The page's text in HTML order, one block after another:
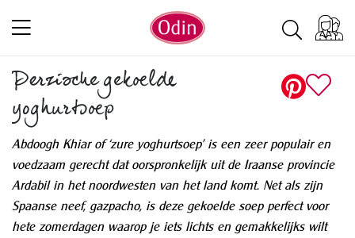
Perzische gekoelde
yoghurtsoep
Abdoogh Khiar of ‘zure yoghurtsoep’ is een zeer populair en
voedzaam gerecht dat oorspronkelijk uit de Iraanse provincie
Ardabil in het noordwesten van het land komt. Net als zijn
Spaanse neef, gazpacho, is deze gekoelde soep perfect voor
hete zomerdagen waarop je iets lichts en gemakkelijks wilt